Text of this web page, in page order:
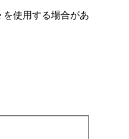
使⽤する場合があ